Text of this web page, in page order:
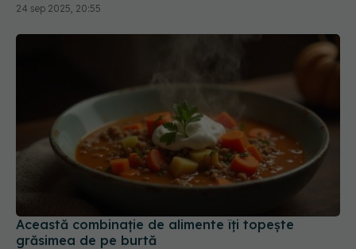
24 sep 2025, 20:55
Această combinație de alimente îți topește
grăsimea de pe burtă